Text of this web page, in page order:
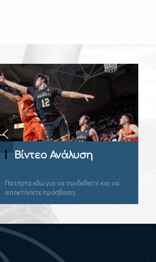
Ομιλίες Σεμιναρίων
Πατήστε εδώ για να συνδεθείτε και να
αποκτήσετε πρόσβαση.